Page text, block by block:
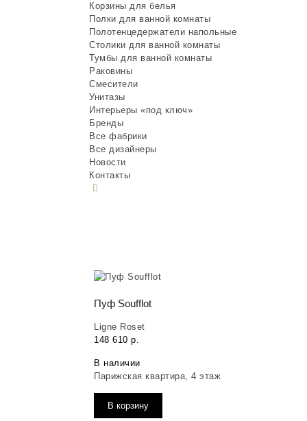
Корзины для белья
Полки для ванной комнаты
Полотенцедержатели напольные
Столики для ванной комнаты
Тумбы для ванной комнаты
Раковины
Смесители
Унитазы
Интерьеры «под ключ»
Бренды
Все фабрики
Все дизайнеры
Новости
Контакты
Пуф Soufflot
Ligne Roset
148 610 р.
В наличии
Парижская квартира, 4 этаж
В корзину